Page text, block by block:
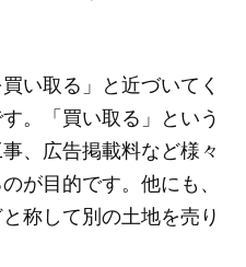
い取る」と近づいてく
。「買い取る」という
、広告掲載料など様々
が目的です。他にも、
称して別の土地を売り